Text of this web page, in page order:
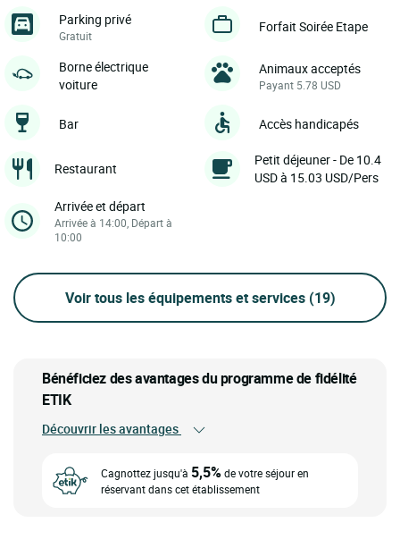
Parking privé
Gratuit
Forfait Soirée Etape
Borne électrique
voiture
Animaux acceptés
Payant 5.78 USD
Bar Accès handicapés
Restaurant
Petit déjeuner - De 10.4
USD à 15.03 USD/Pers
Arrivée et départ
Arrivée à 14:00, Départ à
10:00
Voir tous les équipements et services (19)
Bénéficiez des avantages du programme de fidélité
ETIK
Découvrir les avantages
Cagnottez jusqu'à 5,5%de votre séjour en
réservant dans cet établissement